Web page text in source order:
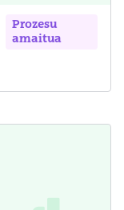
Prozesu
amaitua